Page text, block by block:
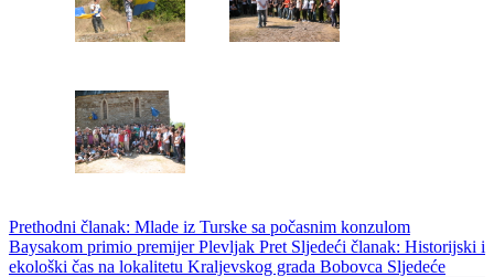
Prethodni članak: Mlade iz Turske sa počasnim konzulom
Baysakom primio premijer Plevljak Pret Sljedeći članak: Historijski i
ekološki čas na lokalitetu Kraljevskog grada Bobovca Sljedeće